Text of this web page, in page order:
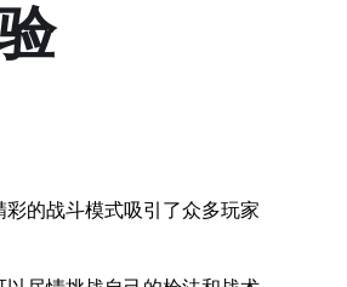
的战斗模式吸引了众多玩家